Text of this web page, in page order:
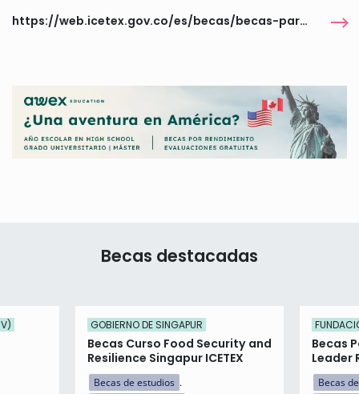
https://web.icetex.gov.co/es/becas/becas-para-estudios-en-el-exterior/becas-vigentes
Becas destacadas
GOBIERNO DE SINGAPUR
Becas Curso Food Security and
Resilience Singapur ICETEX
Becas de estudios
Becas
Leader
Becas